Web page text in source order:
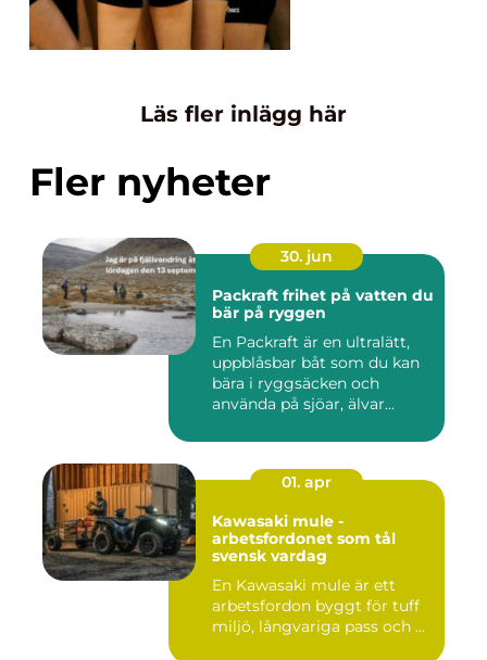
Läs fler inlägg här
Fler nyheter
30. jun
Packraft frihet på vatten du
bär på ryggen
En Packraft är en ultralätt,
uppblåsbar båt som du kan
bära i ryggsäcken och
använda på sjöar, älvar...
01. apr
Kawasaki mule -
arbetsfordonet som tål
svensk vardag
En Kawasaki mule är ett
arbetsfordon byggt för tuff
miljö, långvariga pass och ...